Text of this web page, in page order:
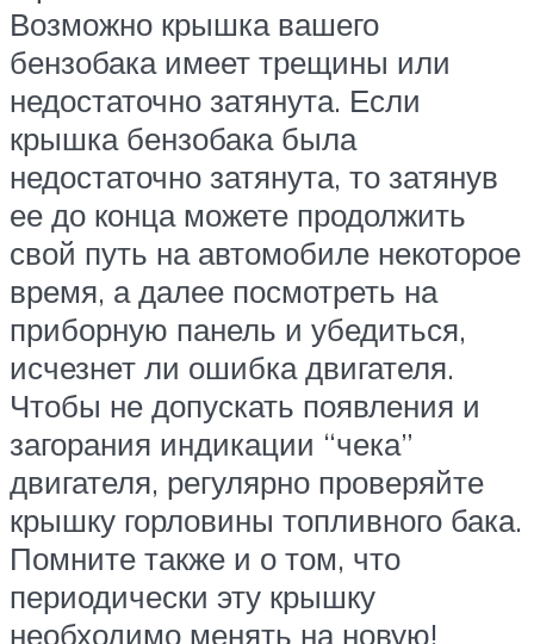
Возможно крышка вашего
бензобака имеет трещины или
недостаточно затянута. Если
крышка бензобака была
недостаточно затянута, то затянув
ее до конца можете продолжить
свой путь на автомобиле некоторое
время, а далее посмотреть на
приборную панель и убедиться,
исчезнет ли ошибка двигателя.
Чтобы не допускать появления и
загорания индикации “чека”
двигателя, регулярно проверяйте
крышку горловины топливного бака.
Помните также и о том, что
периодически эту крышку
необходимо менять на новую!